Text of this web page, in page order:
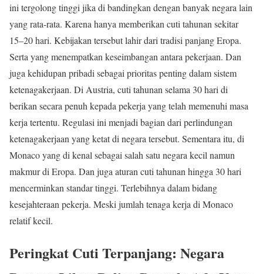
ini tergolong tinggi jika di bandingkan dengan banyak negara lain
yang rata-rata. Karena hanya memberikan cuti tahunan sekitar
15–20 hari. Kebijakan tersebut lahir dari tradisi panjang Eropa.
Serta yang menempatkan keseimbangan antara pekerjaan. Dan
juga kehidupan pribadi sebagai prioritas penting dalam sistem
ketenagakerjaan. Di Austria, cuti tahunan selama 30 hari di
berikan secara penuh kepada pekerja yang telah memenuhi masa
kerja tertentu. Regulasi ini menjadi bagian dari perlindungan
ketenagakerjaan yang ketat di negara tersebut. Sementara itu, di
Monaco yang di kenal sebagai salah satu negara kecil namun
makmur di Eropa. Dan juga aturan cuti tahunan hingga 30 hari
mencerminkan standar tinggi. Terlebihnya dalam bidang
kesejahteraan pekerja. Meski jumlah tenaga kerja di Monaco
relatif kecil.
Peringkat Cuti Terpanjang: Negara